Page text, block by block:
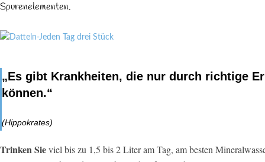
Spurenelementen.
„Es gibt Krankheiten, die nur durch richtige
können.“
(Hippokrates)
Trinken Sieviel bis zu 1,5 bis 2 Liter am Tag, am besten